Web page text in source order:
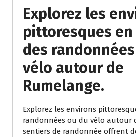
Explorez les
pittoresques
des
vélo autour de
Rumelange.
Explorez les environs
randonnées ou du vélo autour
sentiers de randonnée offrent